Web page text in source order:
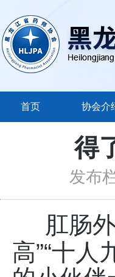
首页 协会介
得
发布
肛肠
高”“十人